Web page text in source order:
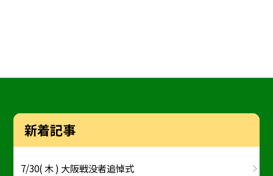
新着記事
7/30( 木 ) 大阪戦没者追悼式